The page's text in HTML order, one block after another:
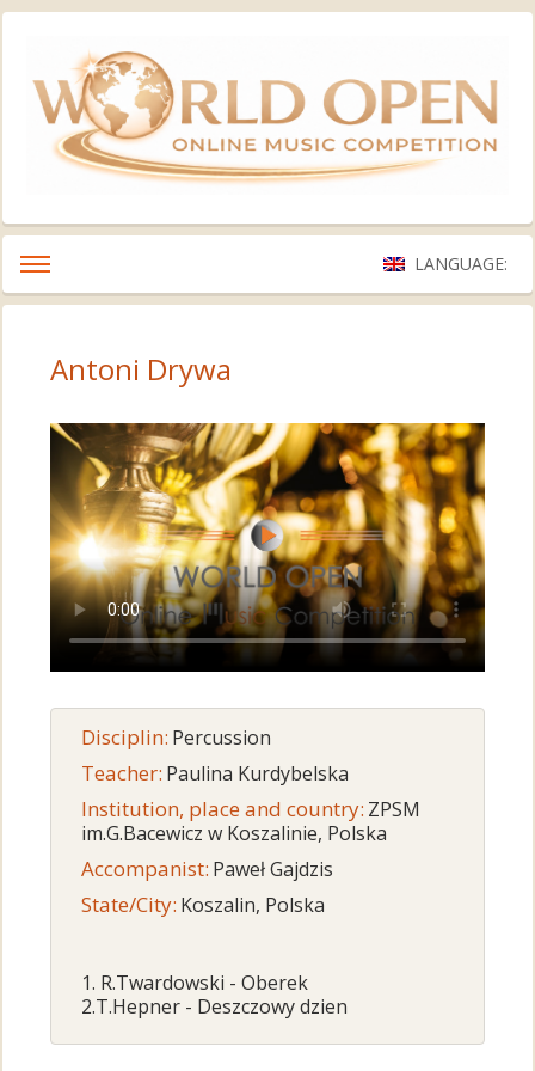
LANGUAGE:
Antoni Drywa
Disciplin: Percussion
Teacher: Paulina Kurdybelska
Institution, place and country: ZPSM
im.G.Bacewicz w Koszalinie, Polska
Accompanist: Paweł Gajdzis
State/City: Koszalin, Polska
1. R.Twardowski - Oberek
2.T.Hepner - Deszczowy dzien